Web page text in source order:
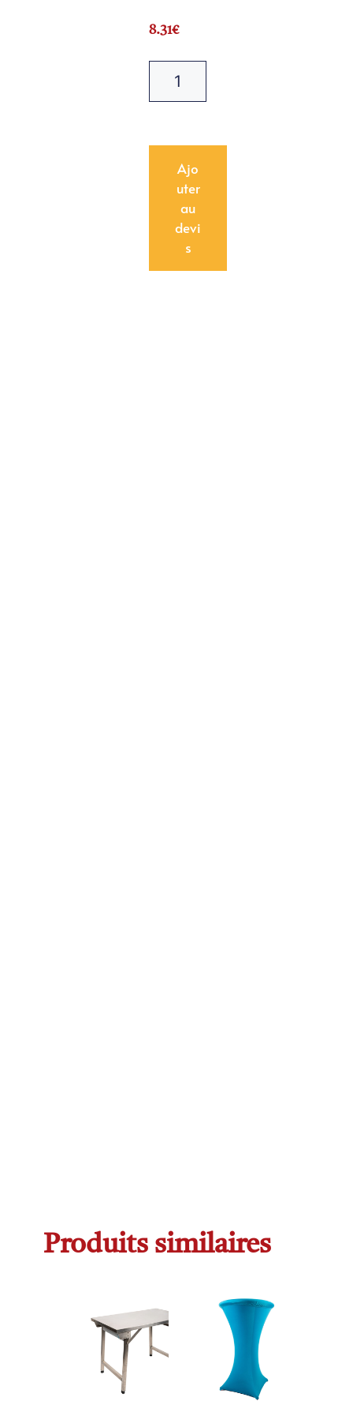
8.31€
Ajo
uter
au
devi
s
Produits similaires